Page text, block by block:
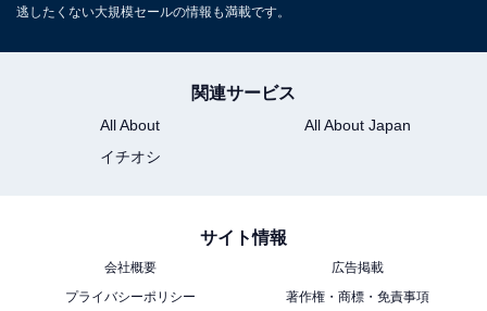
逃したくない大規模セールの情報も満載です。
関連サービス
All About
All About Japan
イチオシ
サイト情報
会社概要
広告掲載
プライバシーポリシー
著作権・商標・免責事項